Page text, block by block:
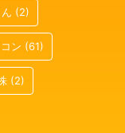
(2)
ン (61)
(2)